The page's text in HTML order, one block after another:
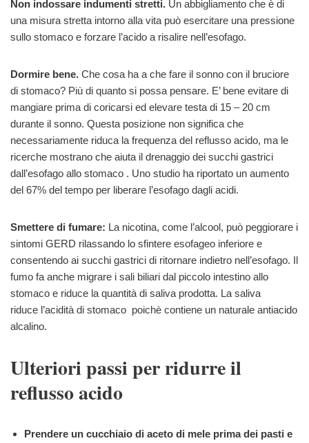
Non indossare indumenti stretti. Un abbigliamento che è di
una misura stretta intorno alla vita può esercitare una pressione
sullo stomaco e forzare l’acido a risalire nell’esofago.
Dormire bene. Che cosa ha a che fare il sonno con il bruciore
di stomaco? Più di quanto si possa pensare. E’ bene evitare di
mangiare prima di coricarsi ed elevare testa di 15 – 20 cm
durante il sonno. Questa posizione non significa che
necessariamente riduca la frequenza del reflusso acido, ma le
ricerche mostrano che aiuta il drenaggio dei succhi gastrici
dall’esofago allo stomaco . Uno studio ha riportato un aumento
del 67% del tempo per liberare l’esofago dagli acidi.
Smettere di fumare: La nicotina, come l’alcool, può peggiorare i
sintomi GERD rilassando lo sfintere esofageo inferiore e
consentendo ai succhi gastrici di ritornare indietro nell’esofago. Il
fumo fa anche migrare i sali biliari dal piccolo intestino allo
stomaco e riduce la quantità di saliva prodotta. La saliva
riduce l’acidità di stomaco poichè contiene un naturale antiacido
alcalino.
Ulteriori passi per ridurre il
reflusso acido
Prendere un cucchiaio di aceto di mele prima dei pasti e